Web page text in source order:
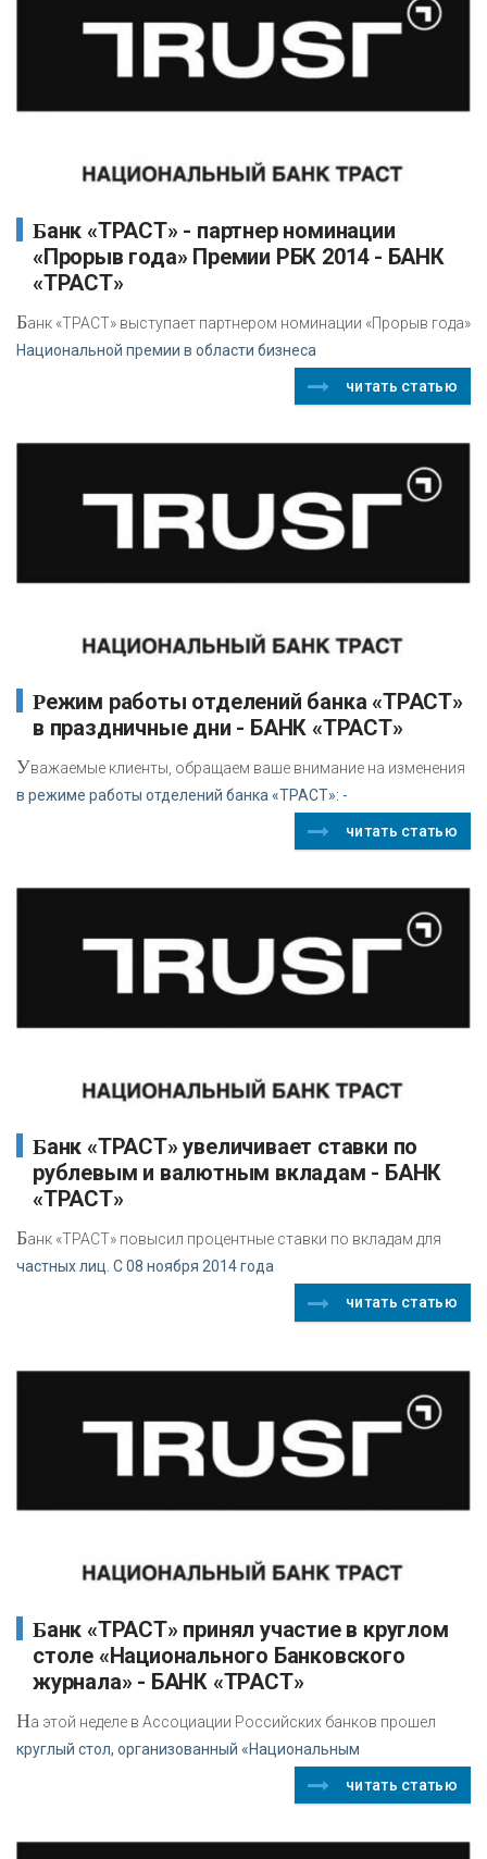
Банк «ТРАСТ» - партнер номинации
«Прорыв года» Премии РБК 2014 - БАНК
«ТРАСТ»
Банк «ТРАСТ» выступает партнером номинации «Прорыв года»
Национальной премии в области бизнеса
читать статью
Режим работы отделений банка «ТРАСТ»
в праздничные дни - БАНК «ТРАСТ»
Уважаемые клиенты, обращаем ваше внимание на изменения
в режиме работы отделений банка «ТРАСТ»: -
читать статью
Банк «ТРАСТ» увеличивает ставки по
рублевым и валютным вкладам - БАНК
«ТРАСТ»
Банк «ТРАСТ» повысил процентные ставки по вкладам для
частных лиц. С 08 ноября 2014 года
читать статью
Банк «ТРАСТ» принял участие в круглом
столе «Национального Банковского
журнала» - БАНК «ТРАСТ»
На этой неделе в Ассоциации Российских банков прошел
круглый стол, организованный «Национальным
читать статью